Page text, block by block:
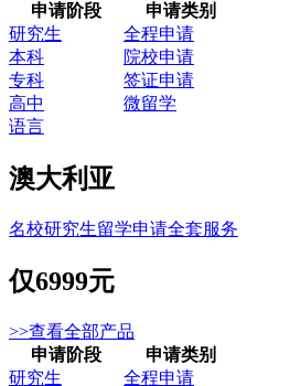
申请阶段
申请类别
研究生
全程申请
本科
院校申请
专科
签证申请
高中
微留学
语言
澳大利亚
名校研究生留学申请全套服务
仅6999元
>>查看全部产品
申请阶段
申请类别
研究生
全程申请